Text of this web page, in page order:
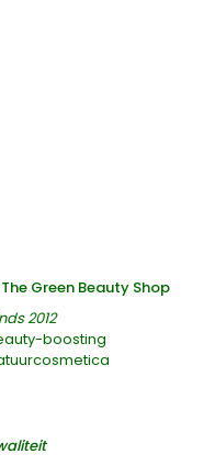
Green Beauty Shop
2012
boosting